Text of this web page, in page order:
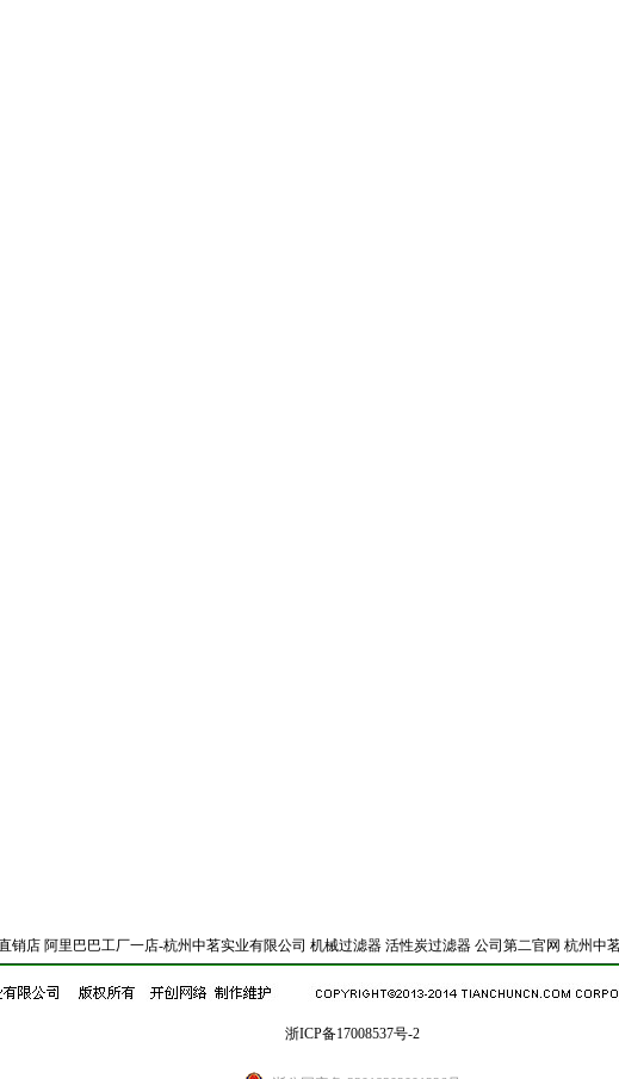
销店 阿里巴巴工厂一店-杭州中茗实业有限公司 机械过滤器 活性炭过滤器 公司第二官网 杭州中
浙ICP备17008537号-2